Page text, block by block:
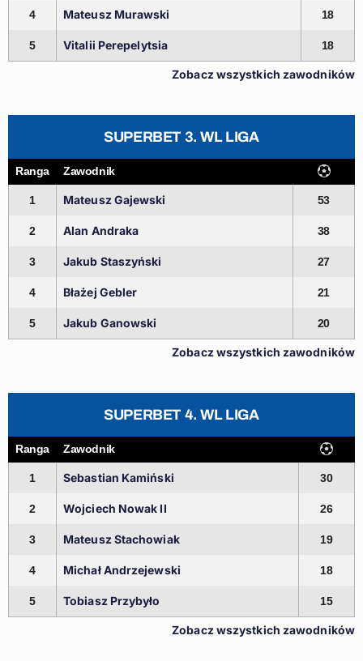
4 Mateusz Murawski 18
5 Vitalii Perepelytsia 18
Zobacz wszystkich zawodników
SUPERBET 3. WL LIGA
Ranga Zawodnik
1 Mateusz Gajewski 53
2 Alan Andraka 38
3 Jakub Staszyński 27
4 Błażej Gebler 21
5 Jakub Ganowski 20
Zobacz wszystkich zawodników
SUPERBET 4. WL LIGA
Ranga Zawodnik
1 Sebastian Kamiński 30
2 Wojciech Nowak II 26
3 Mateusz Stachowiak 19
4 Michał Andrzejewski 18
5 Tobiasz Przybyło 15
Zobacz wszystkich zawodników